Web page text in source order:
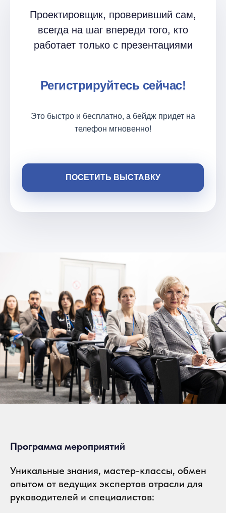
Проектировщик, проверивший сам,
всегда на шаг впереди того, кто
работает только с презентациями
Регистрируйтесь сейчас!
Это быстро и бесплатно, а бейдж придет на
телефон мгновенно!
ПОСЕТИТЬ ВЫСТАВКУ
Программа мероприятий
Уникальные знания, мастер-классы, обмен
опытом от ведущих экспертов отрасли для
руководителей и специалистов: